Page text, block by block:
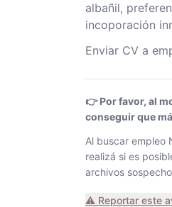
albañil,
incoporación
Enviar CV a
👉 Por favor, al
conseguir que
Al buscar empleo
realizá si es
archivos
⚠️ Reportar este